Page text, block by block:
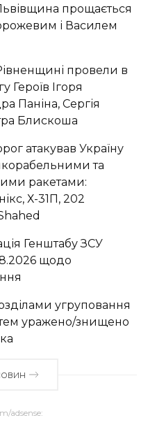
прощається
і Василем
провели в
Героїв Ігоря
Паніна, Сергія
Блискоша
атакував Україну
та
ракетами:
Х-31П, 202
Генштабу ЗСУ
щодо
угруповання
уражено/знищено
adsense: